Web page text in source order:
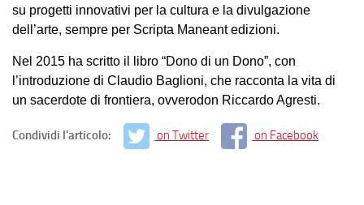
su progetti innovativi per la cultura e la divulgazione
dell’arte, sempre per Scripta Maneant edizioni.
Nel 2015 ha scritto il libro “Dono di un Dono”, con
l’introduzione di Claudio Baglioni, che racconta la vita di
un sacerdote di frontiera, ovverodon Riccardo Agresti.
Condividi l'articolo: on Twitter on Facebook